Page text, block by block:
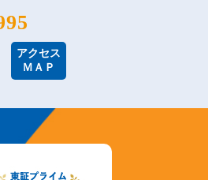
アクセス
ＭＡＰ